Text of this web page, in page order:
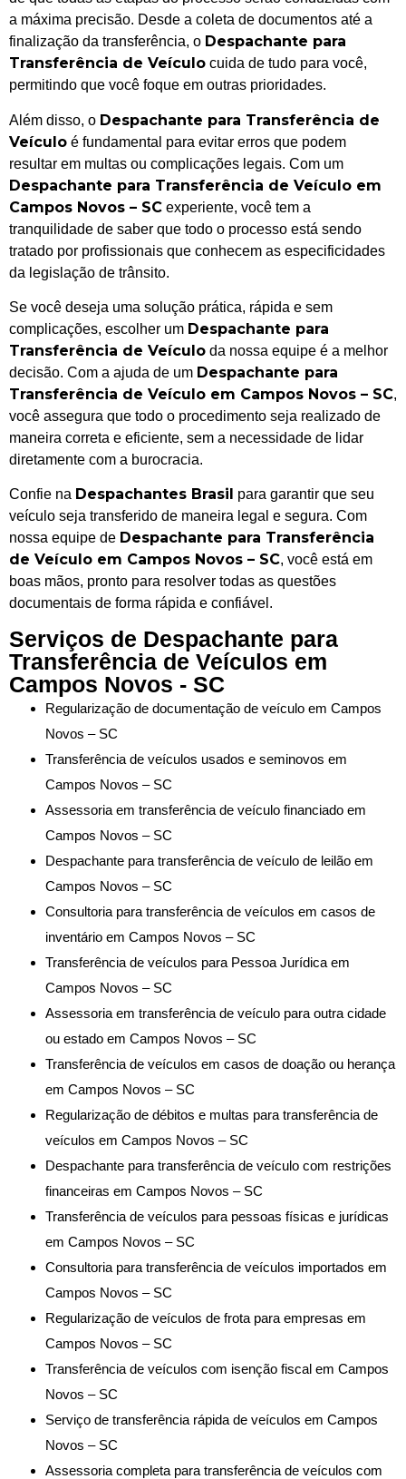
a máxima precisão. Desde a coleta de documentos até a
finalização da transferência, o Despachante para
Transferência de Veículo cuida de tudo para você,
permitindo que você foque em outras prioridades.
Além disso, o Despachante para Transferência de
Veículo é fundamental para evitar erros que podem
resultar em multas ou complicações legais. Com um
Despachante para Transferência de Veículo em
Campos Novos – SC experiente, você tem a
tranquilidade de saber que todo o processo está sendo
tratado por profissionais que conhecem as especificidades
da legislação de trânsito.
Se você deseja uma solução prática, rápida e sem
complicações, escolher um Despachante para
Transferência de Veículo da nossa equipe é a melhor
decisão. Com a ajuda de um Despachante para
Transferência de Veículo em Campos Novos – SC,
você assegura que todo o procedimento seja realizado de
maneira correta e eficiente, sem a necessidade de lidar
diretamente com a burocracia.
Confie na Despachantes Brasil
para garantir que seu
veículo seja transferido de maneira legal e segura. Com
nossa equipe de Despachante para Transferência
de Veículo em Campos Novos – SC, você está em
boas mãos, pronto para resolver todas as questões
documentais de forma rápida e confiável.
Serviços de Despachante para
Transferência de Veículos em
Campos Novos - SC
Regularização de documentação de veículo em Campos
Novos – SC
Transferência de veículos usados e seminovos em
Campos Novos – SC
Assessoria em transferência de veículo financiado em
Campos Novos – SC
Despachante para transferência de veículo de leilão em
Campos Novos – SC
Consultoria para transferência de veículos em casos de
inventário em Campos Novos – SC
Transferência de veículos para Pessoa Jurídica em
Campos Novos – SC
Assessoria em transferência de veículo para outra cidade
ou estado em Campos Novos – SC
Transferência de veículos em casos de doação ou herança
em Campos Novos – SC
Regularização de débitos e multas para transferência de
veículos em Campos Novos – SC
Despachante para transferência de veículo com restrições
financeiras em Campos Novos – SC
Transferência de veículos para pessoas físicas e jurídicas
em Campos Novos – SC
Consultoria para transferência de veículos importados em
Campos Novos – SC
Regularização de veículos de frota para empresas em
Campos Novos – SC
Transferência de veículos com isenção fiscal em Campos
Novos – SC
Serviço de transferência rápida de veículos em Campos
Novos – SC
Assessoria completa para transferência de veículos com